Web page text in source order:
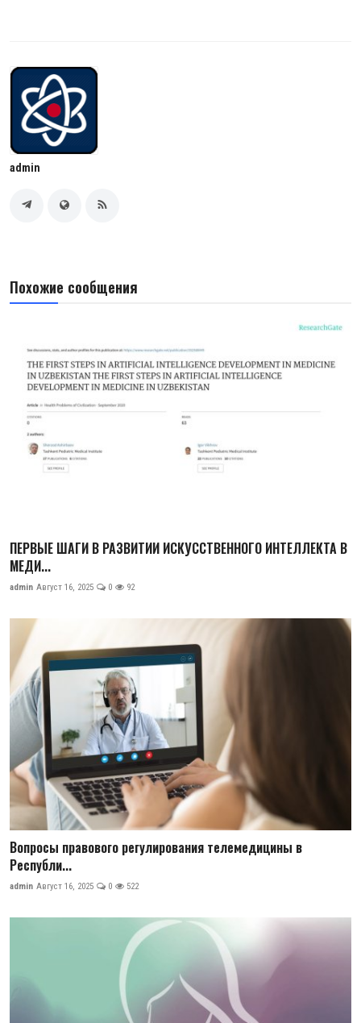
admin
Похожие сообщения
ПЕРВЫЕ ШАГИ В РАЗВИТИИ ИСКУССТВЕННОГО ИНТЕЛЛЕКТА В
МЕДИ...
admin Август 16, 2025 0 92
Вопросы правового регулирования телемедицины в
Республи...
admin Август 16, 2025 0 522